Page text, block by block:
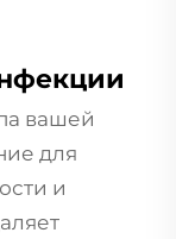
вашей
для
и